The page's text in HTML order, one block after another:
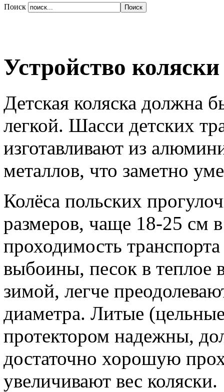
Поиск
Устройство
Детская коляска должна
легкой. Шасси детских
изготавливают из
металлов, что заметно
Колёса польских
размеров, чаще 18-25 см
проходимость
выбоины, песок в теплое
зимой, легче
диаметра. Литые
протектором надежны,
достаточно хорошую
увеличивают вес коляски.